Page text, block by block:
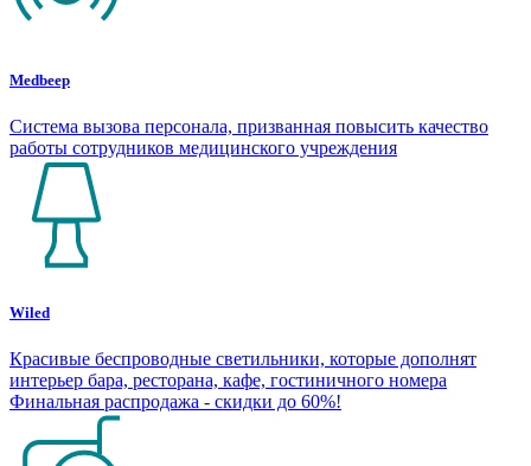
Medbeep
Система вызова персонала, призванная повысить качество
работы сотрудников медицинского учреждения
Wiled
Красивые беспроводные светильники, которые дополнят
интерьер бара, ресторана, кафе, гостиничного номера
Финальная распродажа - скидки до 60%!